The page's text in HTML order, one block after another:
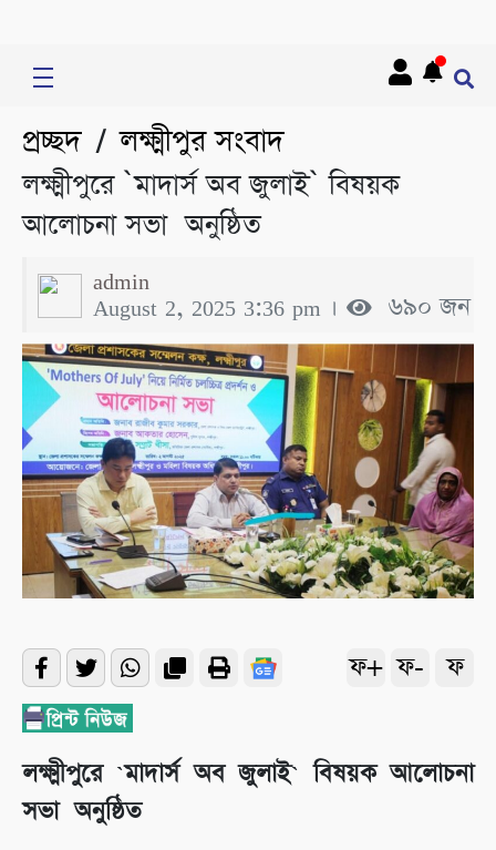
প্রচ্ছদ/লক্ষ্মীপুর সংবাদ
লক্ষ্মীপুরে ‍‍`মাদার্স অব জুলাই‍‍` বিষয়ক
আলোচনা সভা অনুষ্ঠিত
admin
August 2, 2025 3:36 pm । ৬৯০ জন
ফ+ ফ- ফ
লক্ষ্মীপুরে ‍‍`মাদার্স অব জুলাই‍‍` বিষয়ক আলোচনা
সভা অনুষ্ঠিত